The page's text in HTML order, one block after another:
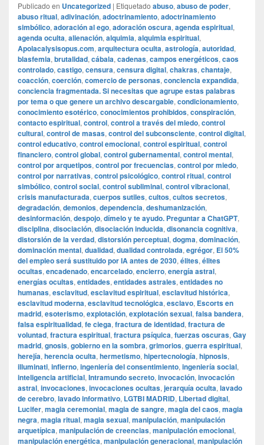
Publicado en Uncategorized | Etiquetado abuso, abuso de poder,
abuso ritual, adivinación, adoctrinamiento, adoctrinamiento
simbólico, adoración al ego, adoración oscura, agenda espiritual,
agenda oculta, alienación, alquimia, alquimia espiritual,
Apolacalysisopus.com, arquitectura oculta, astrología, autoridad,
blasfemia, brutalidad, cábala, cadenas, campos energéticos, caos
controlado, castigo, censura, censura digital, chakras, chantaje,
coacción, coerción, comercio de personas, conciencia expandida,
conciencia fragmentada. Si necesitas que agrupe estas palabras
por tema o que genere un archivo descargable, condicionamiento,
conocimiento esotérico, conocimientos prohibidos, conspiración,
contacto espiritual, control, control a través del miedo, control
cultural, control de masas, control del subconsciente, control digital,
control educativo, control emocional, control espiritual, control
financiero, control global, control gubernamental, control mental,
control por arquetipos, control por frecuencias, control por miedo,
control por narrativas, control psicológico, control ritual, control
simbólico, control social, control subliminal, control vibracional,
crisis manufacturada, cuerpos sutiles, cultos, cultos secretos,
degradación, demonios, dependencia, deshumanización,
desinformación, despojo, dímelo y te ayudo. Preguntar a ChatGPT,
disciplina, disociación, disociación inducida, disonancia cognitiva,
distorsión de la verdad, distorsión perceptual, dogma, dominación,
dominación mental, dualidad, dualidad controlada, egrégor, El 50%
del empleo será sustituido por IA antes de 2030, élites, élites
ocultas, encadenado, encarcelado, encierro, energía astral,
energías ocultas, entidades, entidades astrales, entidades no
humanas, esclavitud, esclavitud espiritual, esclavitud histórica,
esclavitud moderna, esclavitud tecnológica, esclavo, Escorts en
madrid, esoterismo, explotación, explotación sexual, falsa bandera,
falsa espiritualidad, fe ciega, fractura de identidad, fractura de
voluntad, fractura espiritual, fractura psíquica, fuerzas oscuras, Gay
madrid, gnosis, gobierno en la sombra, grimorios, guerra espiritual,
herejía, herencia oculta, hermetismo, hipertecnología, hipnosis,
illuminati, infierno, ingeniería del consentimiento, ingeniería social,
inteligencia artificial, Intramundo secreto, invocación, invocación
astral, invocaciones, invocaciones ocultas, jerarquía oculta, lavado
de cerebro, lavado informativo, LGTBI MADRID, Libertad digital,
Lucifer, magia ceremonial, magia de sangre, magia del caos, magia
negra, magia ritual, magia sexual, manipulación, manipulación
arquetípica, manipulación de creencias, manipulación emocional,
manipulación energética, manipulación generacional, manipulación